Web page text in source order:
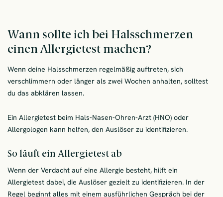
Wann sollte ich bei Halsschmerzen
einen Allergietest machen?
Wenn deine Halsschmerzen regelmäßig auftreten, sich
verschlimmern oder länger als zwei Wochen anhalten, solltest
du das abklären lassen.
Ein Allergietest beim Hals-Nasen-Ohren-Arzt (HNO) oder
Allergologen kann helfen, den Auslöser zu identifizieren.
So läuft ein Allergietest ab
Wenn der Verdacht auf eine Allergie besteht, hilft ein
Allergietest dabei, die Auslöser gezielt zu identifizieren. In der
Regel beginnt alles mit einem ausführlichen Gespräch bei der